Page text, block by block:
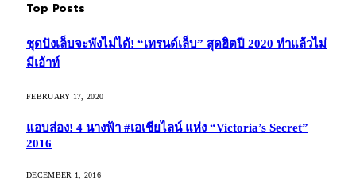
Top Posts
ชุดปังเล็บจะพังไม่ได้! “เทรนด์เล็บ” สุดฮิตปี 2020 ทำแล้วไม่
มีเอ้าท์
FEBRUARY 17, 2020
แอบส่อง! 4 นางฟ้า #เอเชียไลน์ แห่ง “Victoria’s Secret”
2016
DECEMBER 1, 2016